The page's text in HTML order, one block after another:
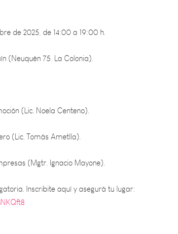
de 14:00 a 19:00 h.
75, La Colonia).
Noela Centeno).
(Lic. Tomás Ametlla).
(Mgtr. Ignacio Mayone).
Inscribite aquí y asegurá tu lugar: